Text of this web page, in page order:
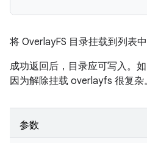
将 OverlayFS 目录挂载到列表
成功返回后，目录应可写入。
因为解除挂载 overlayfs 很复杂。
参数